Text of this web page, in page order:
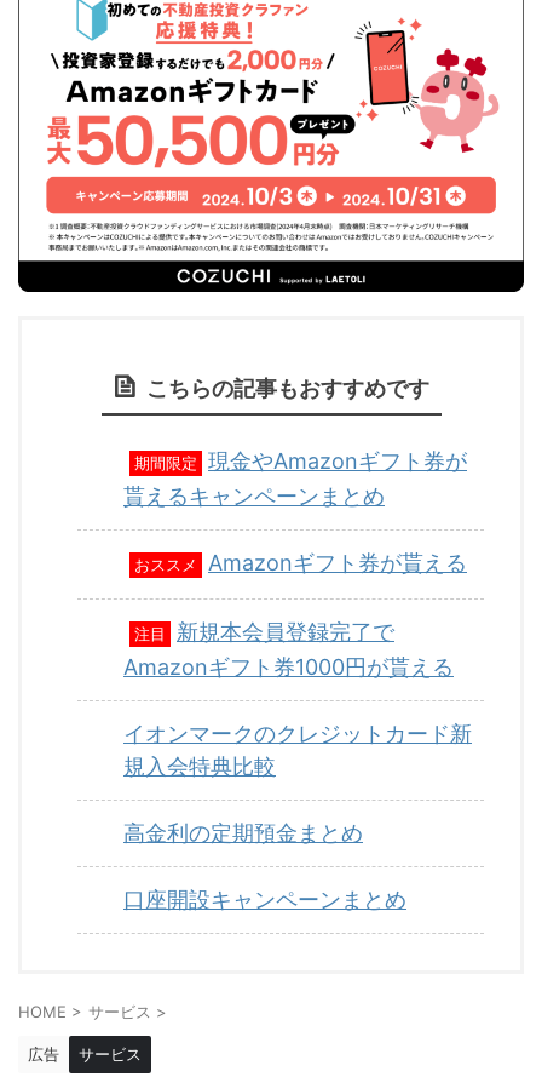
こちらの記事もおすすめです
期間限定
現金やAmazonギフト券が
貰えるキャンペーンまとめ
おススメ Amazonギフト券が貰える
注目
新規本会員登録完了で
Amazonギフト券1000円が貰える
イオンマークのクレジットカード新
規入会特典比較
高金利の定期預金まとめ
口座開設キャンペーンまとめ
HOME > サービス >
広告 サービス